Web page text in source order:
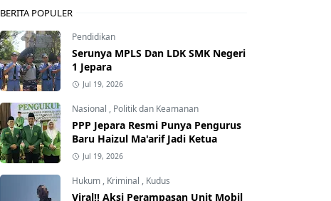
BERITA POPULER
Pendidikan
Serunya MPLS Dan LDK SMK Negeri
1 Jepara
Jul 19, 2026
Nasional , Politik dan Keamanan
PPP Jepara Resmi Punya Pengurus
Baru Haizul Ma'arif Jadi Ketua
Jul 19, 2026
Hukum , Kriminal , Kudus
Viral!! Aksi Perampasan Unit Mobil